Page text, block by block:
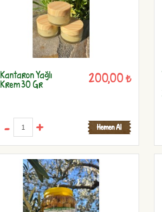
Kantaron Yağlı
Krem 30 Gr 200,00 ₺
- +